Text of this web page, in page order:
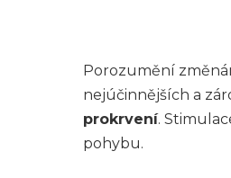
Porozumění
nejúčinnějších a
prokrvení.
pohybu.